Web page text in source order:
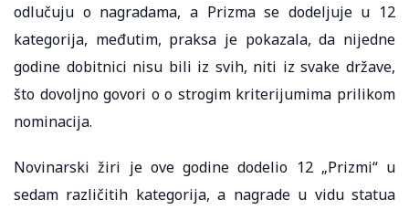
odlučuju o nagradama, a Prizma se dodeljuje u 12
kategorija, međutim, praksa je pokazala, da nijedne
godine dobitnici nisu bili iz svih, niti iz svake države,
što dovoljno govori o o strogim kriterijumima prilikom
nominacija.
Novinarski žiri je ove godine dodelio 12 „Prizmi“ u
sedam različitih kategorija, a nagrade u vidu statua